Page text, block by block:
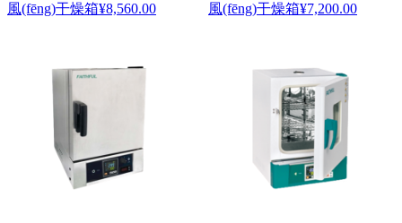
風(fēng)干燥箱¥8,560.00
風(fēng)干燥箱¥7,200.00